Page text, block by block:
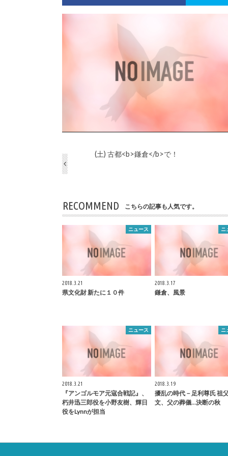
(土) 古都<b>鎌倉</b>で！
RECOMMEND こちらの記事も人気です。
ニュース
2018.3.21
県文化財 新たに１０件
ニ
2018.3.17
鎌倉、風景
ニュース
2018.3.21
『アンゴルモア元寇合戦記』、
朽井迅三郎役を小野友樹、輝日
役をLynnが担当
ニ
2018.3.19
擾乱の時代－足利尊氏 祖
文、父の葬儀…決断の秋